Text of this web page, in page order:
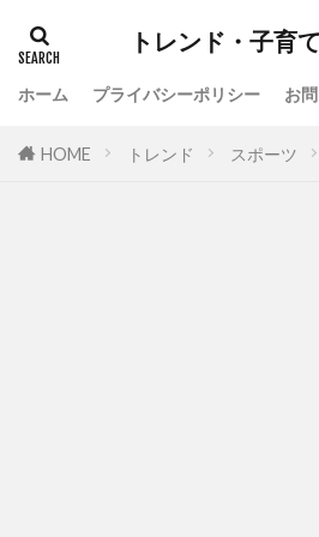
トレンド・子育
ホーム プライバシーポリシー お
HOME トレンド スポーツ